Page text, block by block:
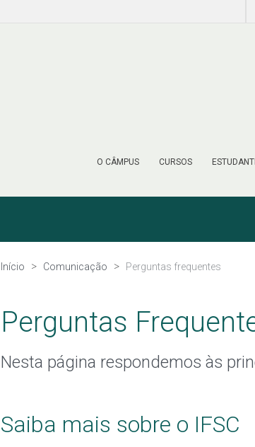
O CÂMPUS CURSOS
Início Comunicação Perguntas frequentes
Perguntas
Nesta página respondemos às
Saiba mais sobre o IFSC